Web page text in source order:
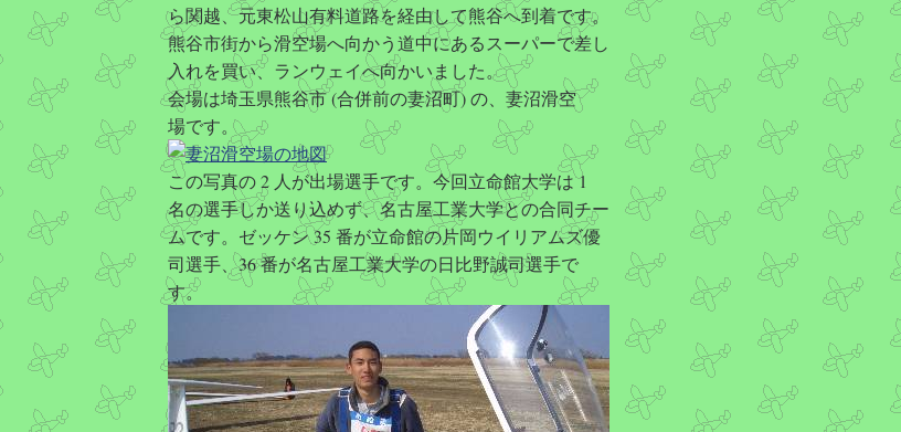
ら関越、元東松山有料道路を経由して熊谷へ到着です。
熊谷市街から滑空場へ向かう道中にあるスーパーで差し
入れを買い、ランウェイへ向かいました。
会場は埼玉県熊谷市 (合併前の妻沼町) の、妻沼滑空
場です。
この写真の 2 人が出場選手です。今回立命館大学は 1
名の選手しか送り込めず、名古屋工業大学との合同チー
ムです。ゼッケン 35 番が立命館の片岡ウイリアムズ優
司選手、36 番が名古屋工業大学の日比野誠司選手で
す。